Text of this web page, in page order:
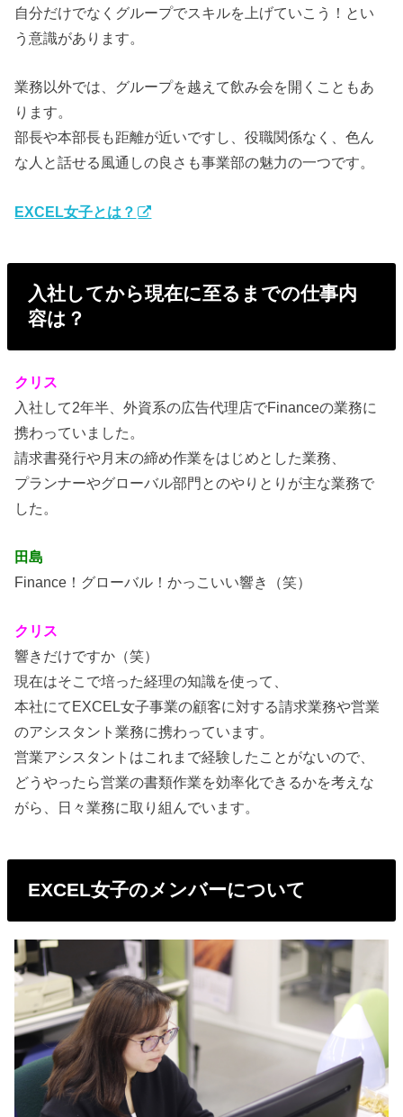
自分だけでなくグループでスキルを上げていこう！とい
う意識があります。
業務以外では、グループを越えて飲み会を開くこともあ
ります。
部長や本部長も距離が近いですし、役職関係なく、色ん
な人と話せる風通しの良さも事業部の魅力の一つです。
EXCEL女子とは？
入社してから現在に至るまでの仕事内
容は？
クリス
入社して2年半、外資系の広告代理店でFinanceの業務に
携わっていました。
請求書発行や月末の締め作業をはじめとした業務、
プランナーやグローバル部門とのやりとりが主な業務で
した。
田島
Finance！グローバル！かっこいい響き（笑）
クリス
響きだけですか（笑）
現在はそこで培った経理の知識を使って、
本社にてEXCEL女子事業の顧客に対する請求業務や営業
のアシスタント業務に携わっています。
営業アシスタントはこれまで経験したことがないので、
どうやったら営業の書類作業を効率化できるかを考えな
がら、日々業務に取り組んでいます。
EXCEL女子のメンバーについて